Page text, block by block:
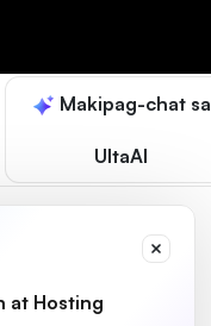
Makipag-chat sa
UltaAI
at Hosting